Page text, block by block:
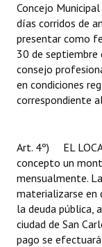
Concejo
días corridos de
presentar como
30 de septiembre
consejo
en condiciones
correspondiente
Art. 4º) EL
concepto un
mensualmente.
materializarse en
la deuda pública,
ciudad de San
pago se